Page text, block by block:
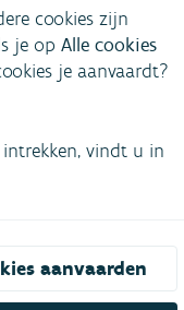
cookies zijn
je op Alle cookies
je aanvaardt?
vindt u in
aanvaarden